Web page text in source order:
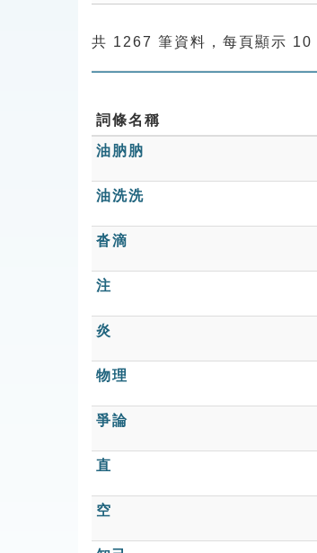
共 1267 筆資料，每頁顯示 10
詞條名稱
油肭肭
油洗洗
沓滴
注
炎
物理
爭論
直
空